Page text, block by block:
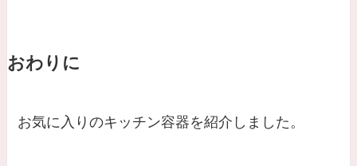
おわりに
お気に入りのキッチン容器を紹介しました。